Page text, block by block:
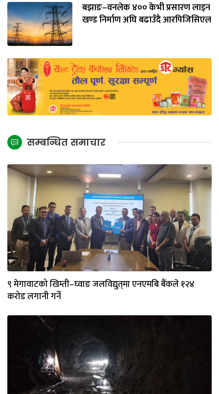
बझाङ–वनलेक ४०० केभी प्रसारण लाइन
खण्ड निर्माण अघि बढाउँदै आरपिजिसिएल
सम्बन्धित समाचार
९ मेगावाटको खिम्ती–घ्वाङ जलविद्युत्‌मा एनएमबि बैंकले १२४
करोड लगानी गर्ने